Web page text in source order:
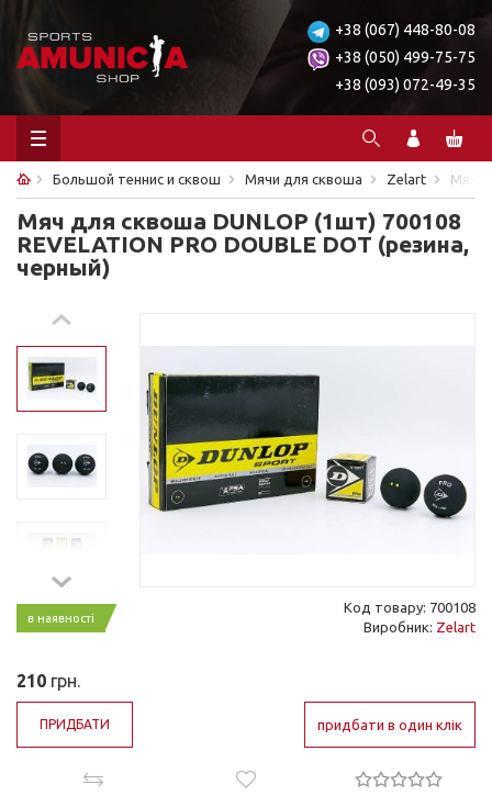
+38 (067) 448-80-08
+38 (050) 499-75-75
+38 (093) 072-49-35
Большой теннис и сквош Мячи для сквоша Zelart Мяч
Мяч для сквоша DUNLOP (1шт) 700108
REVELATION PRO DOUBLE DOT (резина,
черный)
в наявності
Код товару: 700108
Виробник: Zelart
210 грн.
ПРИДБАТИ придбати в один клік